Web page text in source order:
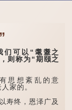
可以“耄耋之
则称为“期颐之
想紊乱的意
家的。
终，恩泽广及